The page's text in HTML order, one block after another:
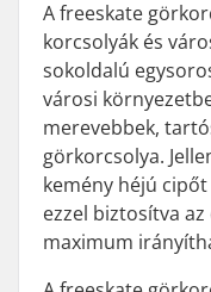
A freeskate
korcsolyák és
sokoldalú
városi
merevebbek,
görkorcsolya.
kemény héjú
ezzel biztosítva
maximum